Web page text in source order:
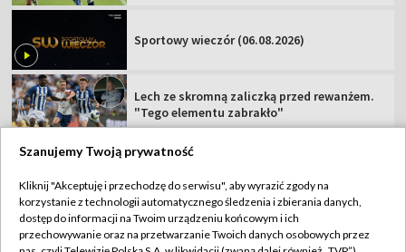
Sportowy wieczór (06.08.2026)
Lech ze skromną zaliczką przed rewanżem.
"Tego elementu zabrakło"
TVP
Abonament TVP
Regulamin TVP
Szanujemy Twoją prywatność
Kliknij "Akceptuję i przechodzę do serwisu", aby wyrazić zgody na
korzystanie z technologii automatycznego śledzenia i zbierania danych,
dostęp do informacji na Twoim urządzeniu końcowym i ich
przechowywanie oraz na przetwarzanie Twoich danych osobowych przez